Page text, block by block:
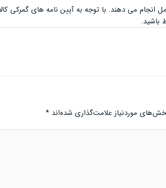
انجام می دهند. با توجه به آیین نامه های
باشید.
موردنیاز علامت‌گذاری شده‌اند *